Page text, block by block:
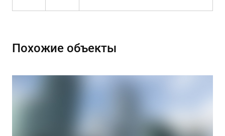
Похожие объекты